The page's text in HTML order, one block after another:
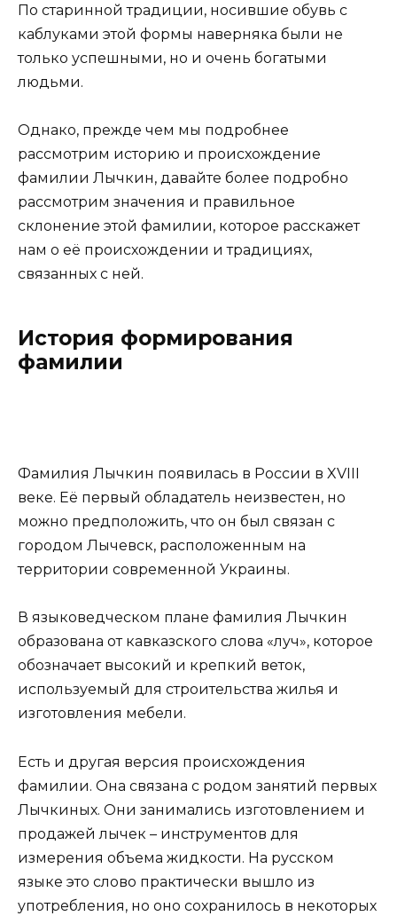
По старинной традиции, носившие обувь с
каблуками этой формы наверняка были не
только успешными, но и очень богатыми
людьми.
Однако, прежде чем мы подробнее
рассмотрим историю и происхождение
фамилии Лычкин, давайте более подробно
рассмотрим значения и правильное
склонение этой фамилии, которое расскажет
нам о её происхождении и традициях,
связанных с ней.
История формирования
фамилии
Фамилия Лычкин появилась в России в XVIII
веке. Её первый обладатель неизвестен, но
можно предположить, что он был связан с
городом Лычевск, расположенным на
территории современной Украины.
В языковедческом плане фамилия Лычкин
образована от кавказского слова «луч», которое
обозначает высокий и крепкий веток,
используемый для строительства жилья и
изготовления мебели.
Есть и другая версия происхождения
фамилии. Она связана с родом занятий первых
Лычкиных. Они занимались изготовлением и
продажей лычек – инструментов для
измерения объема жидкости. На русском
языке это слово практически вышло из
употребления, но оно сохранилось в некоторых